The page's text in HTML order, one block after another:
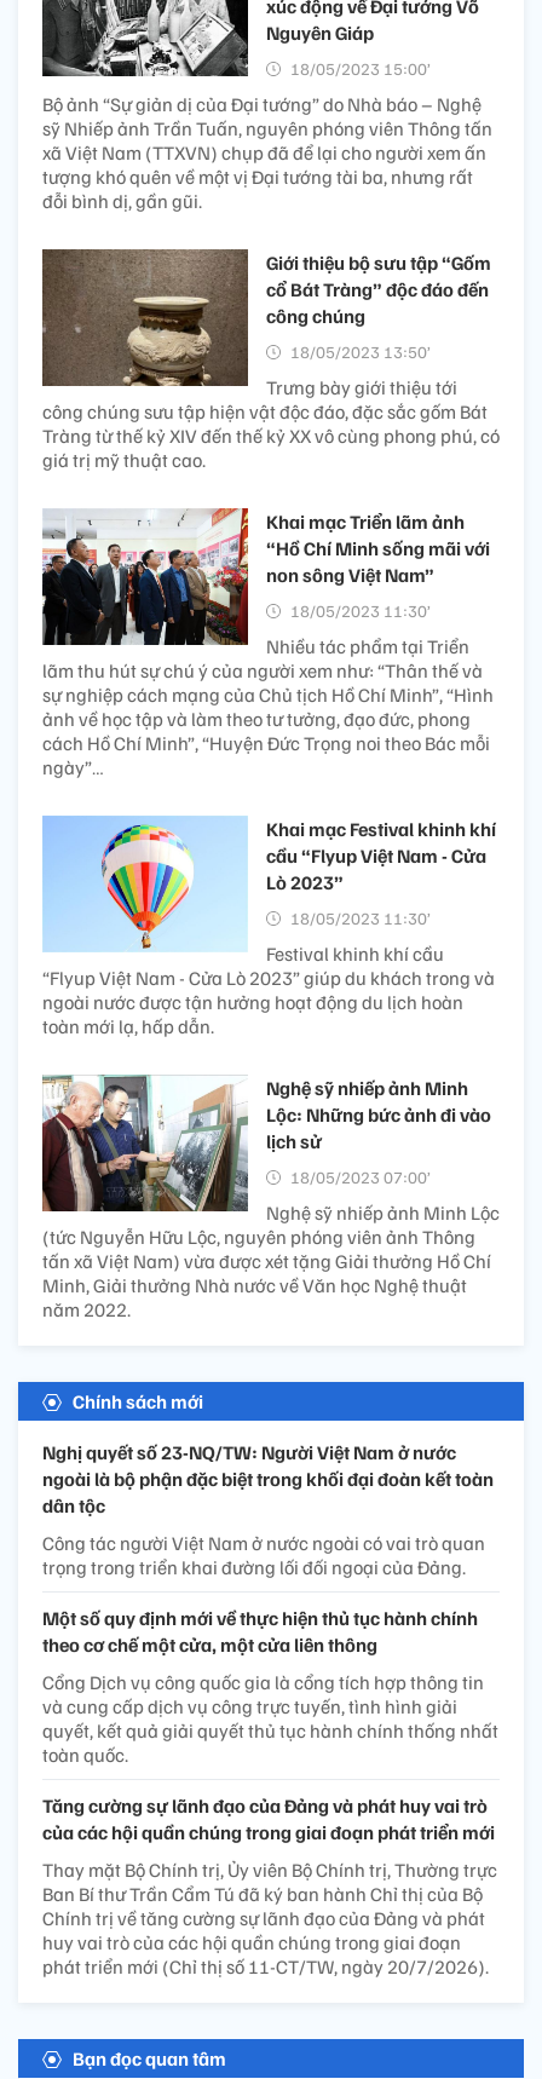
xúc động về Đại tướng Võ
Nguyên Giáp
18/05/2023 15:00’
Bộ ảnh “Sự giản dị của Đại tướng” do Nhà báo – Nghệ
sỹ Nhiếp ảnh Trần Tuấn, nguyên phóng viên Thông tấn
xã Việt Nam (TTXVN) chụp đã để lại cho người xem ấn
tượng khó quên về một vị Đại tướng tài ba, nhưng rất
đỗi bình dị, gần gũi.
Giới thiệu bộ sưu tập “Gốm
cổ Bát Tràng” độc đáo đến
công chúng
18/05/2023 13:50’
Trưng bày giới thiệu tới
công chúng sưu tập hiện vật độc đáo, đặc sắc gốm Bát
Tràng từ thế kỷ XIV đến thế kỷ XX vô cùng phong phú, có
giá trị mỹ thuật cao.
Khai mạc Triển lãm ảnh
“Hồ Chí Minh sống mãi với
non sông Việt Nam”
18/05/2023 11:30’
Nhiều tác phẩm tại Triển
lãm thu hút sự chú ý của người xem như: “Thân thế và
sự nghiệp cách mạng của Chủ tịch Hồ Chí Minh”, “Hình
ảnh về học tập và làm theo tư tưởng, đạo đức, phong
cách Hồ Chí Minh”, “Huyện Đức Trọng noi theo Bác mỗi
ngày”…
Khai mạc Festival khinh khí
cầu “Flyup Việt Nam - Cửa
Lò 2023”
18/05/2023 11:30’
Festival khinh khí cầu
“Flyup Việt Nam - Cửa Lò 2023” giúp du khách trong và
ngoài nước được tận hưởng hoạt động du lịch hoàn
toàn mới lạ, hấp dẫn.
Nghệ sỹ nhiếp ảnh Minh
Lộc: Những bức ảnh đi vào
lịch sử
18/05/2023 07:00’
Nghệ sỹ nhiếp ảnh Minh Lộc
(tức Nguyễn Hữu Lộc, nguyên phóng viên ảnh Thông
tấn xã Việt Nam) vừa được xét tặng Giải thưởng Hồ Chí
Minh, Giải thưởng Nhà nước về Văn học Nghệ thuật
năm 2022.
Chính sách mới
Nghị quyết số 23-NQ/TW: Người Việt Nam ở nước
ngoài là bộ phận đặc biệt trong khối đại đoàn kết toàn
dân tộc
Công tác người Việt Nam ở nước ngoài có vai trò quan
trọng trong triển khai đường lối đối ngoại của Đảng.
Một số quy định mới về thực hiện thủ tục hành chính
theo cơ chế một cửa, một cửa liên thông
Cổng Dịch vụ công quốc gia là cổng tích hợp thông tin
và cung cấp dịch vụ công trực tuyến, tình hình giải
quyết, kết quả giải quyết thủ tục hành chính thống nhất
toàn quốc.
Tăng cường sự lãnh đạo của Đảng và phát huy vai trò
của các hội quần chúng trong giai đoạn phát triển mới
Thay mặt Bộ Chính trị, Ủy viên Bộ Chính trị, Thường trực
Ban Bí thư Trần Cẩm Tú đã ký ban hành Chỉ thị của Bộ
Chính trị về tăng cường sự lãnh đạo của Đảng và phát
huy vai trò của các hội quần chúng trong giai đoạn
phát triển mới (Chỉ thị số 11-CT/TW, ngày 20/7/2026).
Bạn đọc quan tâm